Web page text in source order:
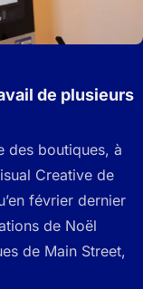
de plusieurs
des boutiques, à
Creative de
février dernier
de Noël
de Main Street,